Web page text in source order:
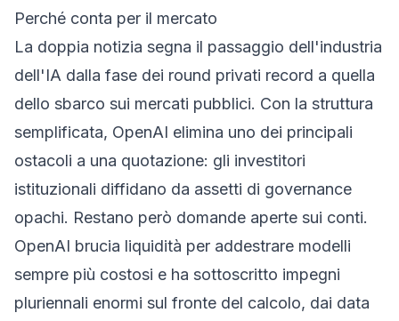
Perché conta per il mercato
La doppia notizia segna il passaggio dell'industria
dell'IA dalla fase dei round privati record a quella
dello sbarco sui mercati pubblici. Con la struttura
semplificata, OpenAI elimina uno dei principali
ostacoli a una quotazione: gli investitori
istituzionali diffidano da assetti di governance
opachi. Restano però domande aperte sui conti.
OpenAI brucia liquidità per addestrare modelli
sempre più costosi e ha sottoscritto impegni
pluriennali enormi sul fronte del calcolo, dai data